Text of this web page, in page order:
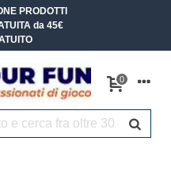
PRODOTTI
da 45€
0